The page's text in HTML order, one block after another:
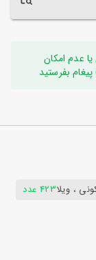
عدم امکان
، ویلا423 عدد